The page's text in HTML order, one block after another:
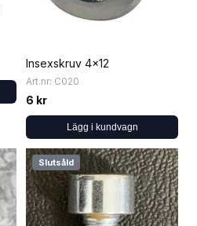
Insexskruv 4x12
Art.nr: C020
6 kr
Lägg i kundvagn
Slutsåld